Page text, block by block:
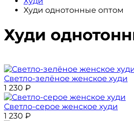
Худи однотонные оптом
Худи
Светло-зелёное женское худи
1 230 ₽
Светло-серое женское худи
1 230 ₽